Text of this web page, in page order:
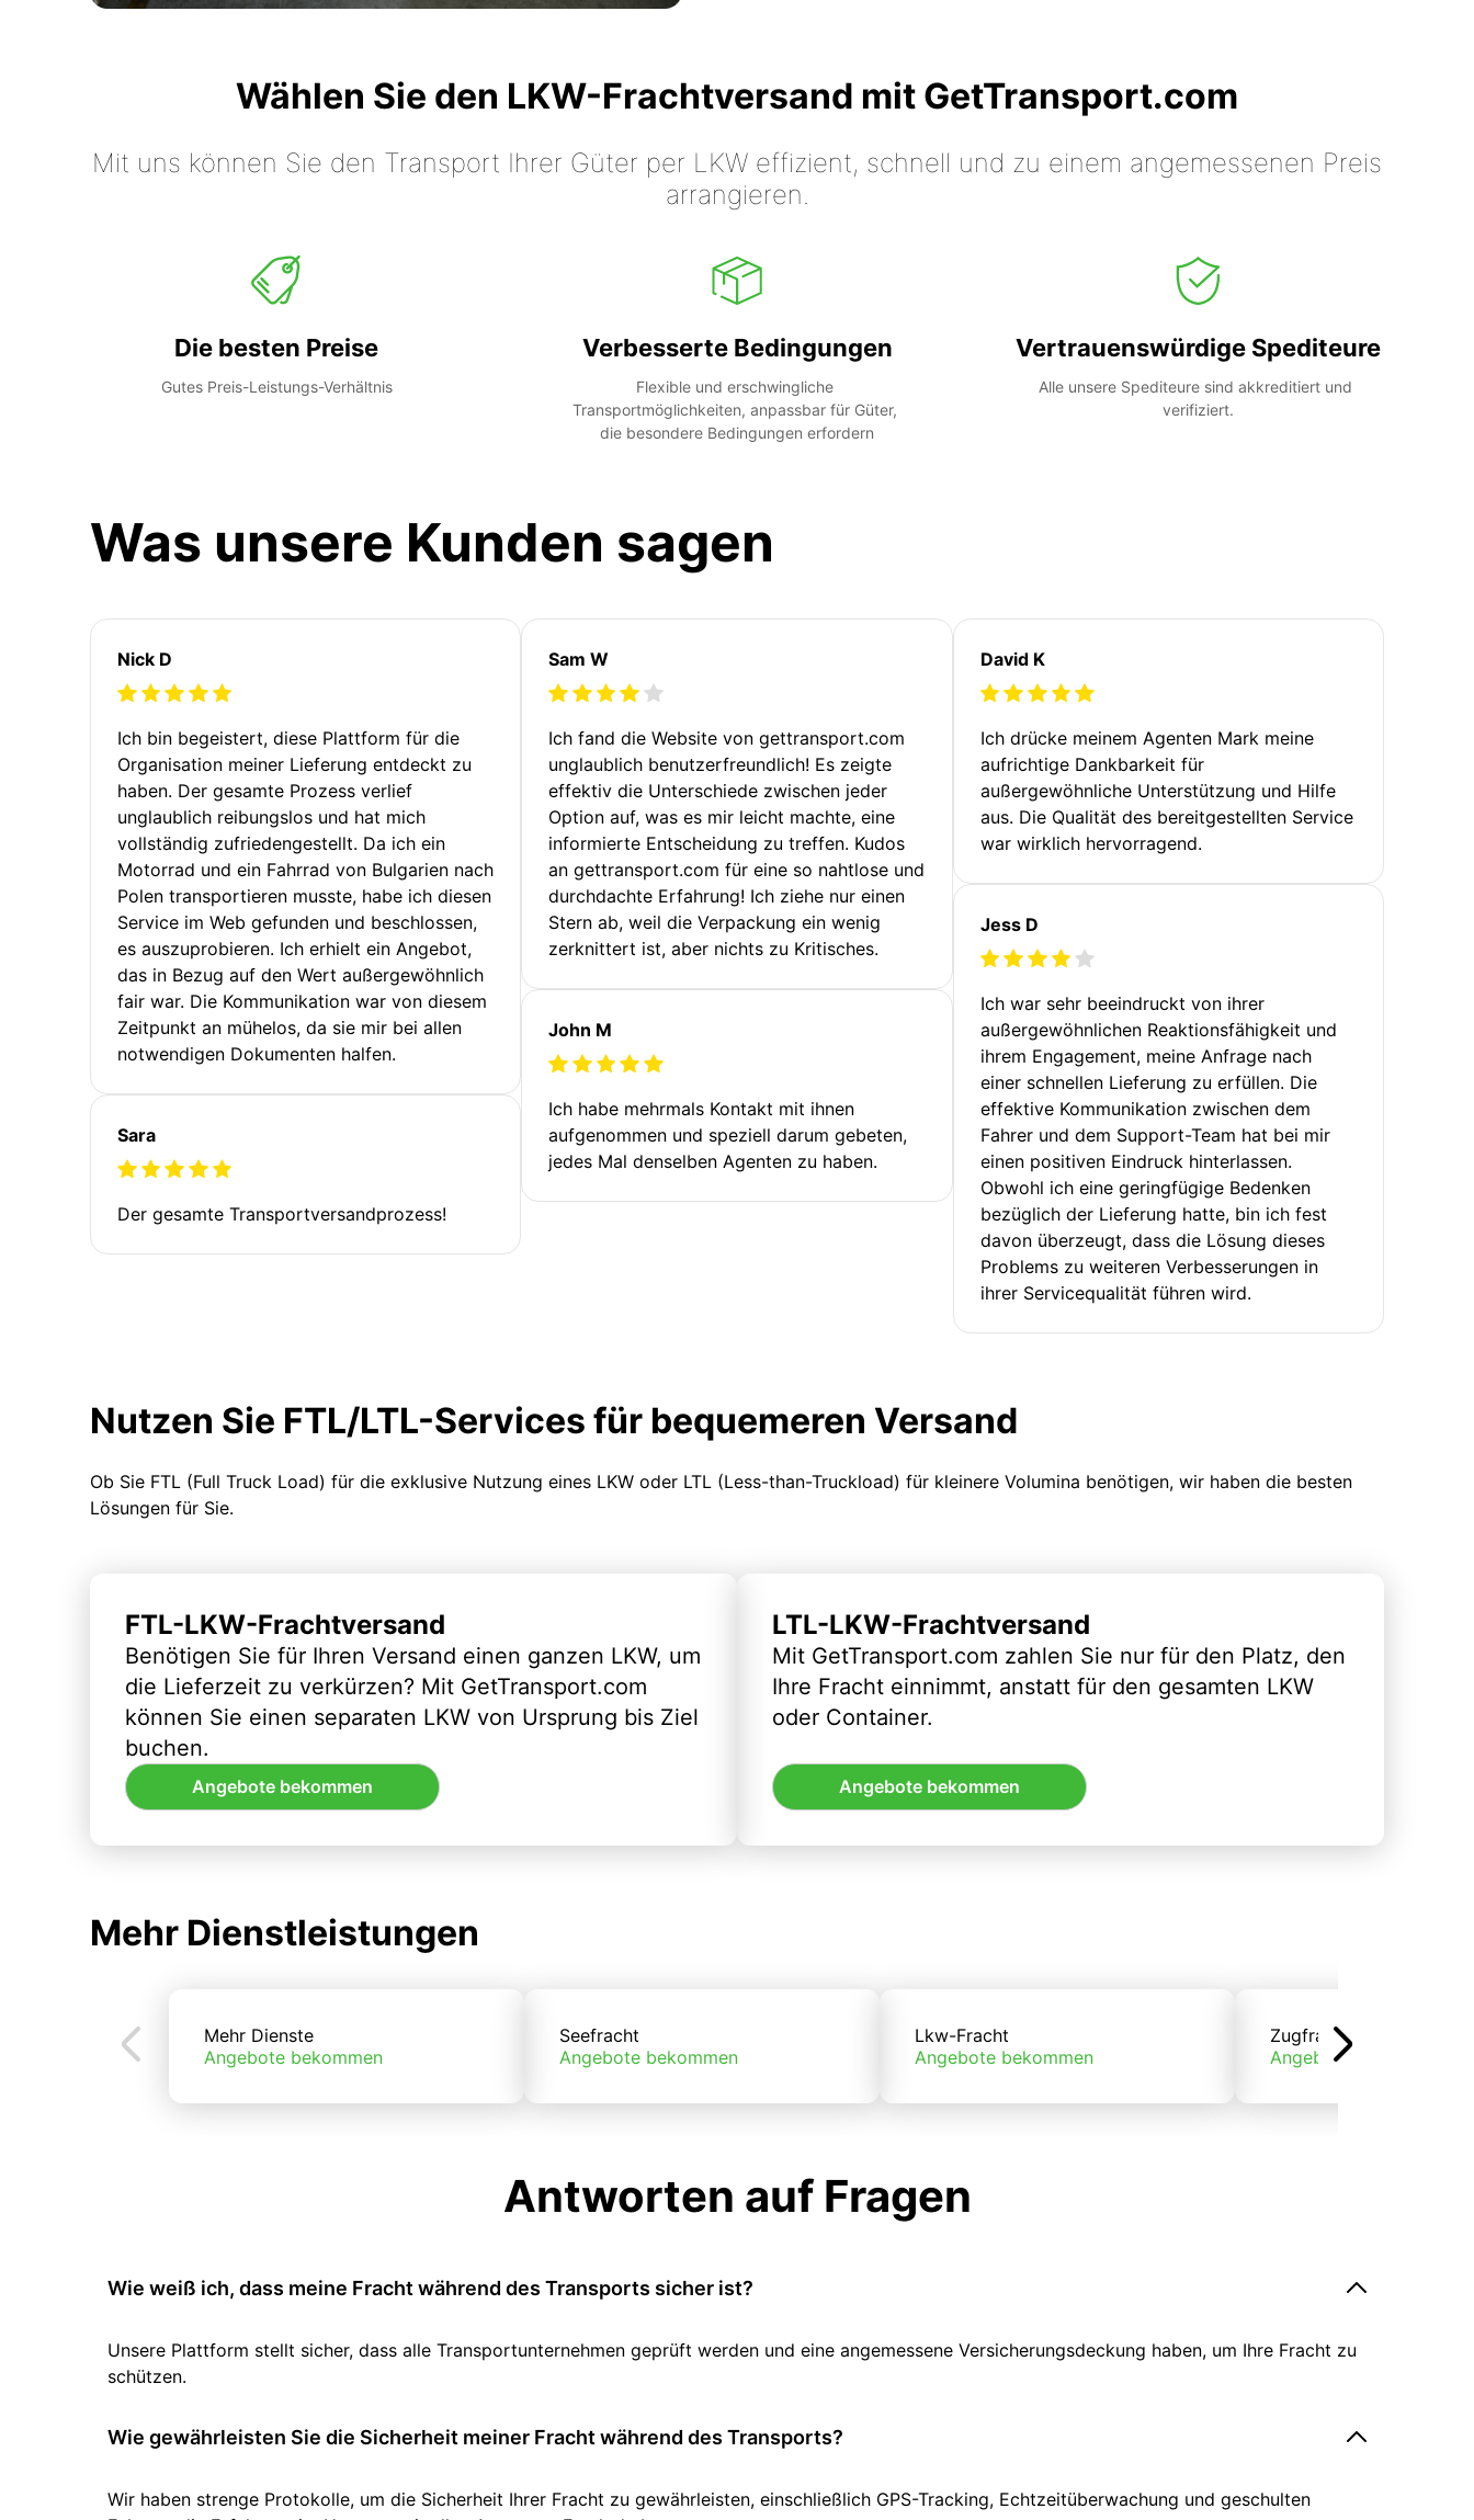
Wählen Sie den LKW-Frachtversand mit GetTransport.com
Mit uns können Sie den Transport Ihrer Güter per LKW effizient, schnell und zu einem angemessenen Preis
arrangieren.
Die besten Preise
Gutes Preis-Leistungs-Verhältnis
Verbesserte Bedingungen
Flexible und erschwingliche
Transportmöglichkeiten, anpassbar für Güter,
die besondere Bedingungen erfordern
Vertrauenswürdige Spediteure
Alle unsere Spediteure sind akkreditiert und
verifiziert.
Was unsere Kunden sagen
Nick D
Ich bin begeistert, diese Plattform für die
Organisation meiner Lieferung entdeckt zu
haben. Der gesamte Prozess verlief
unglaublich reibungslos und hat mich
vollständig zufriedengestellt. Da ich ein
Motorrad und ein Fahrrad von Bulgarien nach
Polen transportieren musste, habe ich diesen
Service im Web gefunden und beschlossen,
es auszuprobieren. Ich erhielt ein Angebot,
das in Bezug auf den Wert außergewöhnlich
fair war. Die Kommunikation war von diesem
Zeitpunkt an mühelos, da sie mir bei allen
notwendigen Dokumenten halfen.
Sara
Der gesamte Transportversandprozess!
Sam W
Ich fand die Website von gettransport.com
unglaublich benutzerfreundlich! Es zeigte
effektiv die Unterschiede zwischen jeder
Option auf, was es mir leicht machte, eine
informierte Entscheidung zu treffen. Kudos
an gettransport.com für eine so nahtlose und
durchdachte Erfahrung! Ich ziehe nur einen
Stern ab, weil die Verpackung ein wenig
zerknittert ist, aber nichts zu Kritisches.
John M
Ich habe mehrmals Kontakt mit ihnen
aufgenommen und speziell darum gebeten,
jedes Mal denselben Agenten zu haben.
David K
Ich drücke meinem Agenten Mark meine
aufrichtige Dankbarkeit für
außergewöhnliche Unterstützung und Hilfe
aus. Die Qualität des bereitgestellten Service
war wirklich hervorragend.
Jess D
Ich war sehr beeindruckt von ihrer
außergewöhnlichen Reaktionsfähigkeit und
ihrem Engagement, meine Anfrage nach
einer schnellen Lieferung zu erfüllen. Die
effektive Kommunikation zwischen dem
Fahrer und dem Support-Team hat bei mir
einen positiven Eindruck hinterlassen.
Obwohl ich eine geringfügige Bedenken
bezüglich der Lieferung hatte, bin ich fest
davon überzeugt, dass die Lösung dieses
Problems zu weiteren Verbesserungen in
ihrer Servicequalität führen wird.
Nutzen Sie FTL/LTL-Services für bequemeren Versand
Ob Sie FTL (Full Truck Load) für die exklusive Nutzung eines LKW oder LTL (Less-than-Truckload) für kleinere Volumina benötigen, wir haben die besten
Lösungen für Sie.
FTL-LKW-Frachtversand
Benötigen Sie für Ihren Versand einen ganzen LKW, um
die Lieferzeit zu verkürzen? Mit GetTransport.com
können Sie einen separaten LKW von Ursprung bis Ziel
buchen.
Angebote bekommen
LTL-LKW-Frachtversand
Mit GetTransport.com zahlen Sie nur für den Platz, den
Ihre Fracht einnimmt, anstatt für den gesamten LKW
oder Container.
Angebote bekommen
Mehr Dienstleistungen
Mehr Dienste
Angebote bekommen
Seefracht
Angebote bekommen
Lkw-Fracht
Angebote bekommen
Zugfracht
Angebote bekommen
Antworten auf Fragen
Wie weiß ich, dass meine Fracht während des Transports sicher ist?
Unsere Plattform stellt sicher, dass alle Transportunternehmen geprüft werden und eine angemessene Versicherungsdeckung haben, um Ihre Fracht zu
schützen.
Wie gewährleisten Sie die Sicherheit meiner Fracht während des Transports?
Wir haben strenge Protokolle, um die Sicherheit Ihrer Fracht zu gewährleisten, einschließlich GPS-Tracking, Echtzeitüberwachung und geschulten